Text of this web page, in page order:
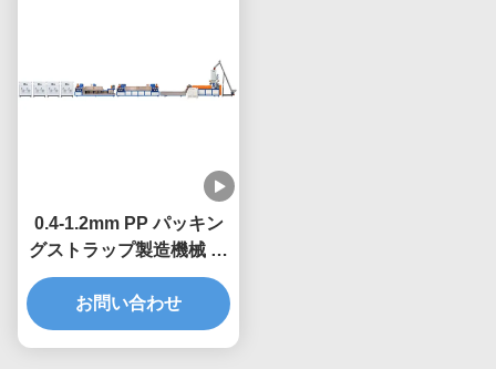
0.4-1.2mm PP パッキン
グストラップ製造機械 ダ
ブルスクリューエクスト
ルーション生産ライン
お問い合わせ